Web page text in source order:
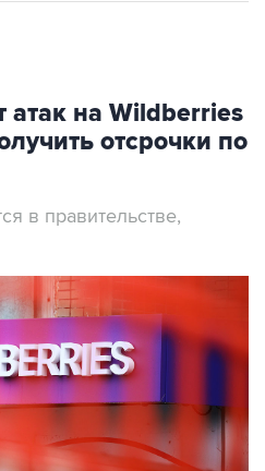
атак на Wildberries
отсрочки по
в правительстве,